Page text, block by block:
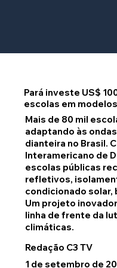
Pará investe US$
escolas em
Mais de 80 mil
adaptando às
dianteira no Brasil.
Interamericano de
escolas públicas
refletivos,
condicionado solar,
Um projeto
linha de frente da
climáticas.
Redação C3 TV
1 de setembro de